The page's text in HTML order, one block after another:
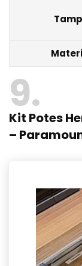
9
Kit Potes
–